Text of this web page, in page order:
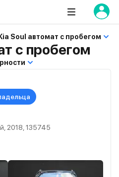
Kia Soul автомат с пробегом
с пробегом
2018, 135745